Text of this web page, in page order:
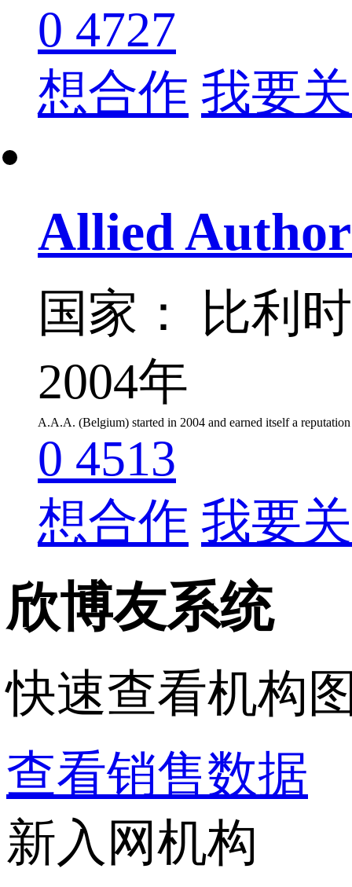
0 4727
想合作 我要
Allied
国家： 比利
2004年
0 4513
想合作 我要
欣博友系统
快速查看机构
查看销售数据
新入网机构